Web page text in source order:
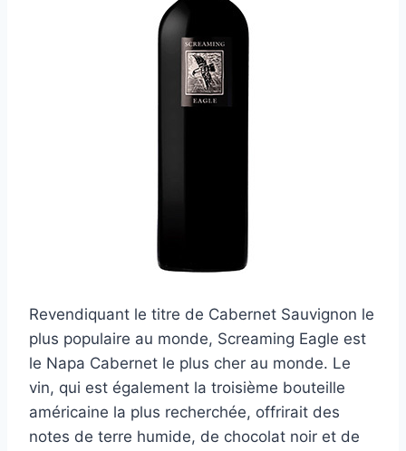
Revendiquant le titre de Cabernet Sauvignon le
plus populaire au monde, Screaming Eagle est
le Napa Cabernet le plus cher au monde. Le
vin, qui est également la troisième bouteille
américaine la plus recherchée, offrirait des
notes de terre humide, de chocolat noir et de